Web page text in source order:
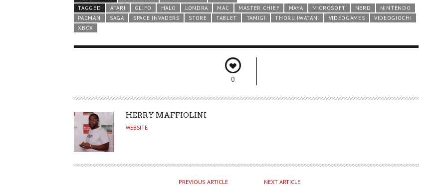
TAGGED
ATARI GLIFO HALO LONDRA MAC MASTER CHIEF MAYA MICROSOFT NERD
NINTENDO
PACMAN
SAGA SPACE INVADERS STORE TABLET TAMIGI THORU IWATANI VIDEOGAMES
VIDEOGIOCHI
XBOX
0
A
U
O
HERRY MAFFIOLINI
WEBSITE
PREVIOUS ARTICLE NEXT ARTICLE